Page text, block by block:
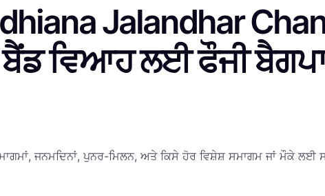
Jalandhar
ਬੈਂਡ ਵਿਆਹ ਲਈ ਫੌਜੀ
ਜਨਮਦਿਨਾਂ, ਪੁਨਰ-ਮਿਲਨ, ਅਤੇ ਕਿਸੇ ਹੋਰ ਵਿਸ਼ੇਸ਼ ਸਮਾਗਮ ਜਾਂ ਮੌਕੇ ਲਈ